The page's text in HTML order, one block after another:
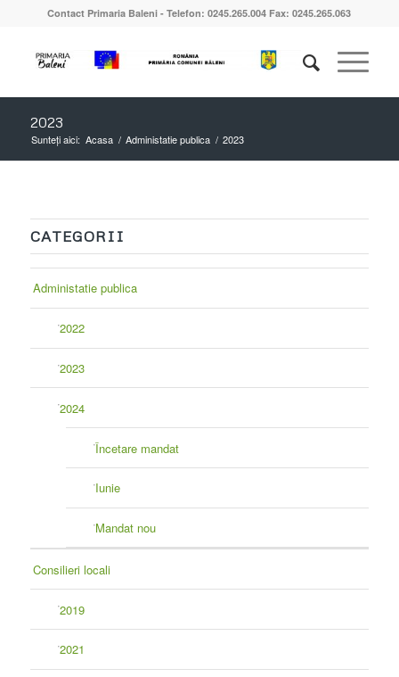
Contact Primaria Baleni - Telefon: 0245.265.004 Fax: 0245.265.063
2023
Sunteți aici: Acasa / Administatie publica / 2023
CATEGORII
Administatie publica
2022
2023
2024
Încetare mandat
Iunie
Mandat nou
Consilieri locali
2019
2021